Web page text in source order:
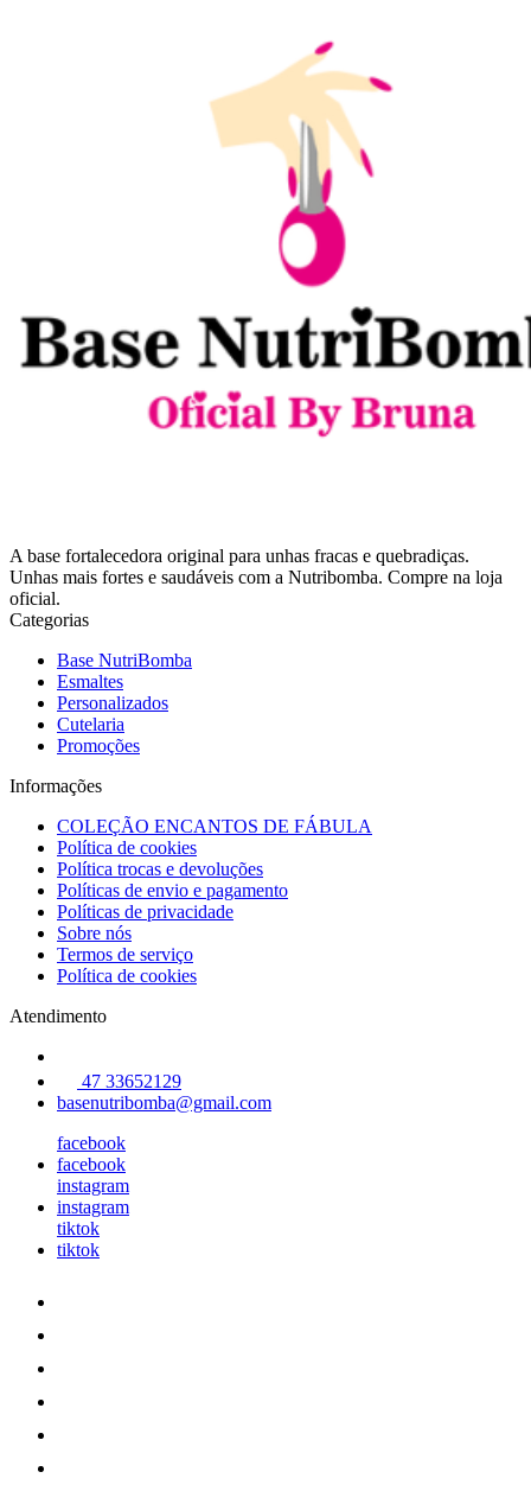
A base fortalecedora original para unhas fracas e quebradiças.
Unhas mais fortes e saudáveis com a Nutribomba. Compre na loja
oficial.
Categorias
Base NutriBomba
Esmaltes
Personalizados
Cutelaria
Promoções
Informações
COLEÇÃO ENCANTOS DE FÁBULA
Política de cookies
Política trocas e devoluções
Políticas de envio e pagamento
Políticas de privacidade
Sobre nós
Termos de serviço
Política de cookies
Atendimento
47 33652129
basenutribomba@gmail.com
facebook
facebook
instagram
instagram
tiktok
tiktok